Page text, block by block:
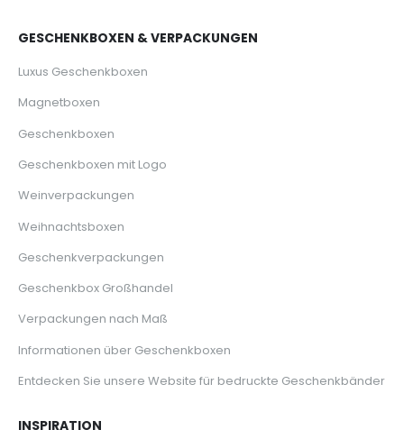
GESCHENKBOXEN & VERPACKUNGEN
Luxus Geschenkboxen
Magnetboxen
Geschenkboxen
Geschenkboxen mit Logo
Weinverpackungen
Weihnachtsboxen
Geschenkverpackungen
Geschenkbox Großhandel
Verpackungen nach Maß
Informationen über Geschenkboxen
Entdecken Sie unsere Website für bedruckte Geschenkbänder
INSPIRATION